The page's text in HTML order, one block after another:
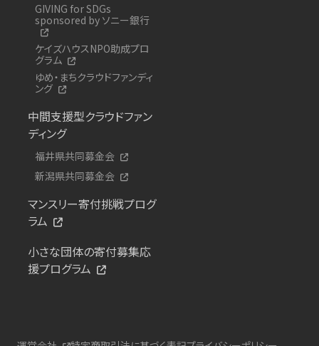
GIVING for SDGs
sponsored by ソニー銀行
ケイズハウスNPO助成プロ
グラム
ゆめ・まちクラウドファンディ
ング
中間支援型クラウドファン
ディング
福井県共同募金会
新潟県共同募金会
マンスリー寄付挑戦プログ
ラム
小さな団体の寄付募集応
援プログラム